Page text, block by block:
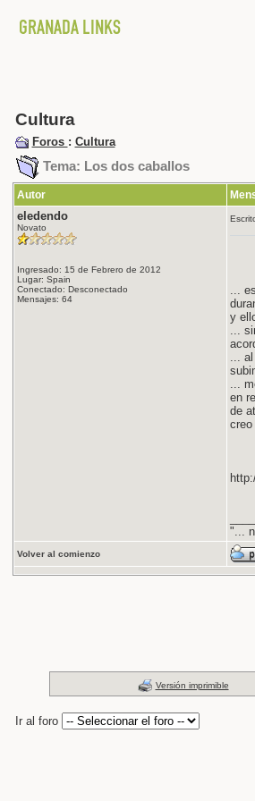
Cultura
Foros : Cultura
Tema: Los dos caballos
Autor
eledendo
Novato
Ingresado: 15 de Febrero de 2012
Lugar: Spain
Conectado: Desconectado
Mensajes: 64
...
y
...
...
...
en
de
creo
"...
Volver al comienzo
Versión imprimible
Ir al foro